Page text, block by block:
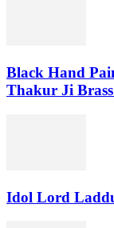
Black Hand
Thakur Ji
Idol Lord